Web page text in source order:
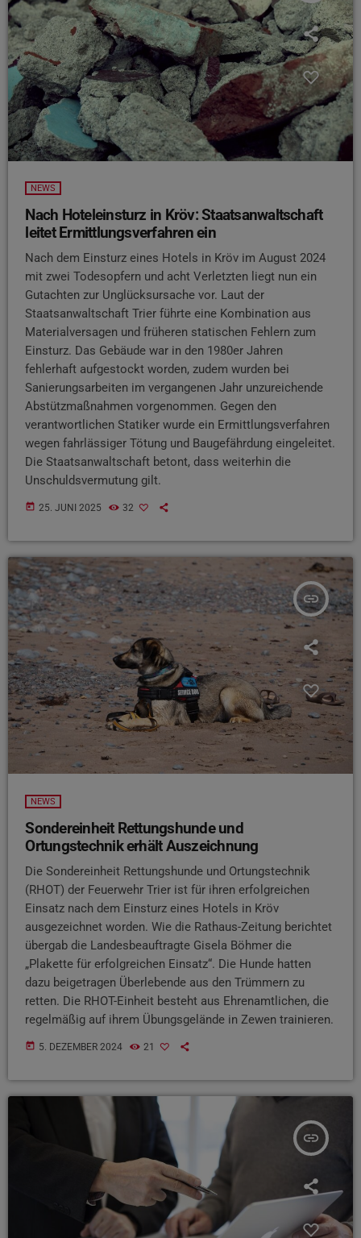
NEWS
Nach Hoteleinsturz in Kröv: Staatsanwaltschaft
leitet Ermittlungsverfahren ein
Nach dem Einsturz eines Hotels in Kröv im August 2024
mit zwei Todesopfern und acht Verletzten liegt nun ein
Gutachten zur Unglücksursache vor. Laut der
Staatsanwaltschaft Trier führte eine Kombination aus
Materialversagen und früheren statischen Fehlern zum
Einsturz. Das Gebäude war in den 1980er Jahren
fehlerhaft aufgestockt worden, zudem wurden bei
Sanierungsarbeiten im vergangenen Jahr unzureichende
Abstützmaßnahmen vorgenommen. Gegen den
verantwortlichen Statiker wurde ein Ermittlungsverfahren
wegen fahrlässiger Tötung und Baugefährdung eingeleitet.
Die Staatsanwaltschaft betont, dass weiterhin die
Unschuldsvermutung gilt.
today 25. JUNI 2025 32
insert_link
NEWS
Sondereinheit Rettungshunde und
Ortungstechnik erhält Auszeichnung
Die Sondereinheit Rettungshunde und Ortungstechnik
(RHOT) der Feuerwehr Trier ist für ihren erfolgreichen
Einsatz nach dem Einsturz eines Hotels in Kröv
ausgezeichnet worden. Wie die Rathaus-Zeitung berichtet
übergab die Landesbeauftragte Gisela Böhmer die
„Plakette für erfolgreichen Einsatz“. Die Hunde hatten
dazu beigetragen Überlebende aus den Trümmern zu
retten. Die RHOT-Einheit besteht aus Ehrenamtlichen, die
regelmäßig auf ihrem Übungsgelände in Zewen trainieren.
today 5. DEZEMBER 2024 21
insert_link